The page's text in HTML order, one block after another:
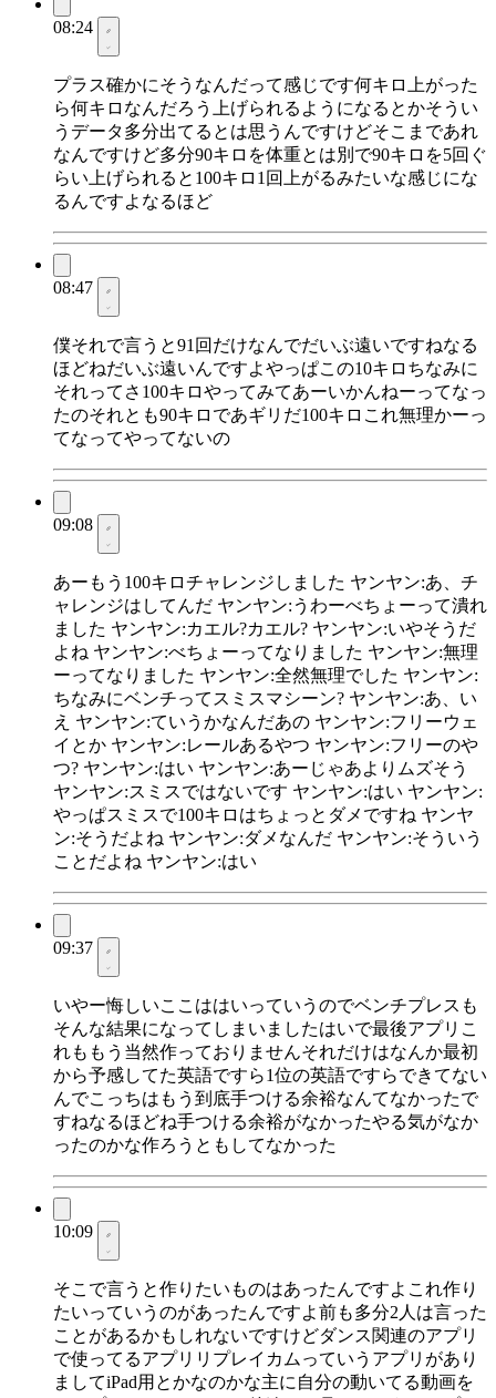
08:24
プラス確かにそうなんだって感じです何キロ上がった
ら何キロなんだろう上げられるようになるとかそうい
うデータ多分出てるとは思うんですけどそこまであれ
なんですけど多分90キロを体重とは別で90キロを5回ぐ
らい上げられると100キロ1回上がるみたいな感じにな
るんですよなるほど
08:47
僕それで言うと91回だけなんでだいぶ遠いですねなる
ほどねだいぶ遠いんですよやっぱこの10キロちなみに
それってさ100キロやってみてあーいかんねーってなっ
たのそれとも90キロであギリだ100キロこれ無理かーっ
てなってやってないの
09:08
あーもう100キロチャレンジしました ヤンヤン:あ、チ
ャレンジはしてんだ ヤンヤン:うわーべちょーって潰れ
ました ヤンヤン:カエル?カエル? ヤンヤン:いやそうだ
よね ヤンヤン:べちょーってなりました ヤンヤン:無理
ーってなりました ヤンヤン:全然無理でした ヤンヤン:
ちなみにベンチってスミスマシーン? ヤンヤン:あ、い
え ヤンヤン:ていうかなんだあの ヤンヤン:フリーウェ
イとか ヤンヤン:レールあるやつ ヤンヤン:フリーのや
つ? ヤンヤン:はい ヤンヤン:あーじゃあよりムズそう
ヤンヤン:スミスではないです ヤンヤン:はい ヤンヤン:
やっぱスミスで100キロはちょっとダメですね ヤンヤ
ン:そうだよね ヤンヤン:ダメなんだ ヤンヤン:そういう
ことだよね ヤンヤン:はい
09:37
いやー悔しいここははいっていうのでベンチプレスも
そんな結果になってしまいましたはいで最後アプリこ
れももう当然作っておりませんそれだけはなんか最初
から予感してた英語ですら1位の英語ですらできてない
んでこっちはもう到底手つける余裕なんてなかったで
すねなるほどね手つける余裕がなかったやる気がなか
ったのかな作ろうともしてなかった
10:09
そこで言うと作りたいものはあったんですよこれ作り
たいっていうのがあったんですよ前も多分2人は言った
ことがあるかもしれないですけどダンス関連のアプリ
で使ってるアプリリプレイカムっていうアプリがあり
ましてiPad用とかなのかな主に自分の動いてる動画を